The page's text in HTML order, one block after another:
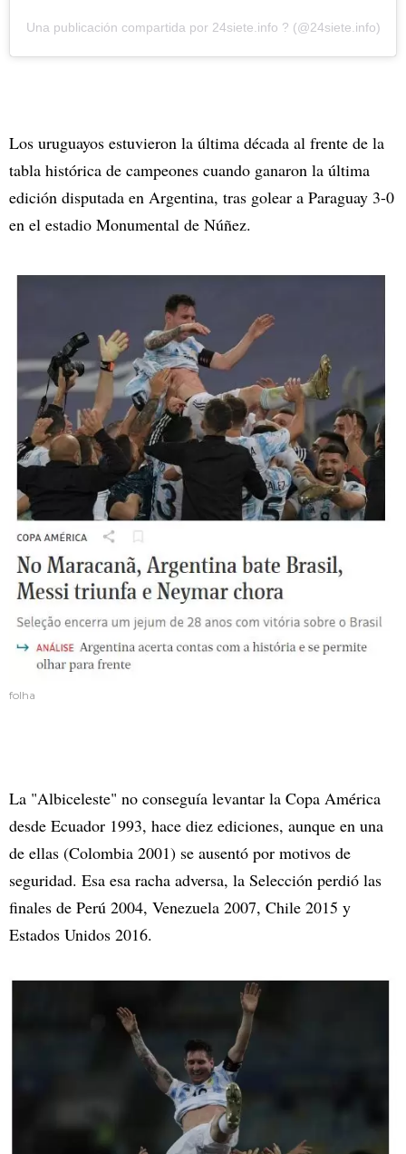
Una publicación compartida por 24siete.info ? (@24siete.info)
Los uruguayos estuvieron la última década al frente de la
tabla histórica de campeones cuando ganaron la última
edición disputada en Argentina, tras golear a Paraguay 3-0
en el estadio Monumental de Núñez.
folha
La "Albiceleste" no conseguía levantar la Copa América
desde Ecuador 1993, hace diez ediciones, aunque en una
de ellas (Colombia 2001) se ausentó por motivos de
seguridad. Esa esa racha adversa, la Selección perdió las
finales de Perú 2004, Venezuela 2007, Chile 2015 y
Estados Unidos 2016.